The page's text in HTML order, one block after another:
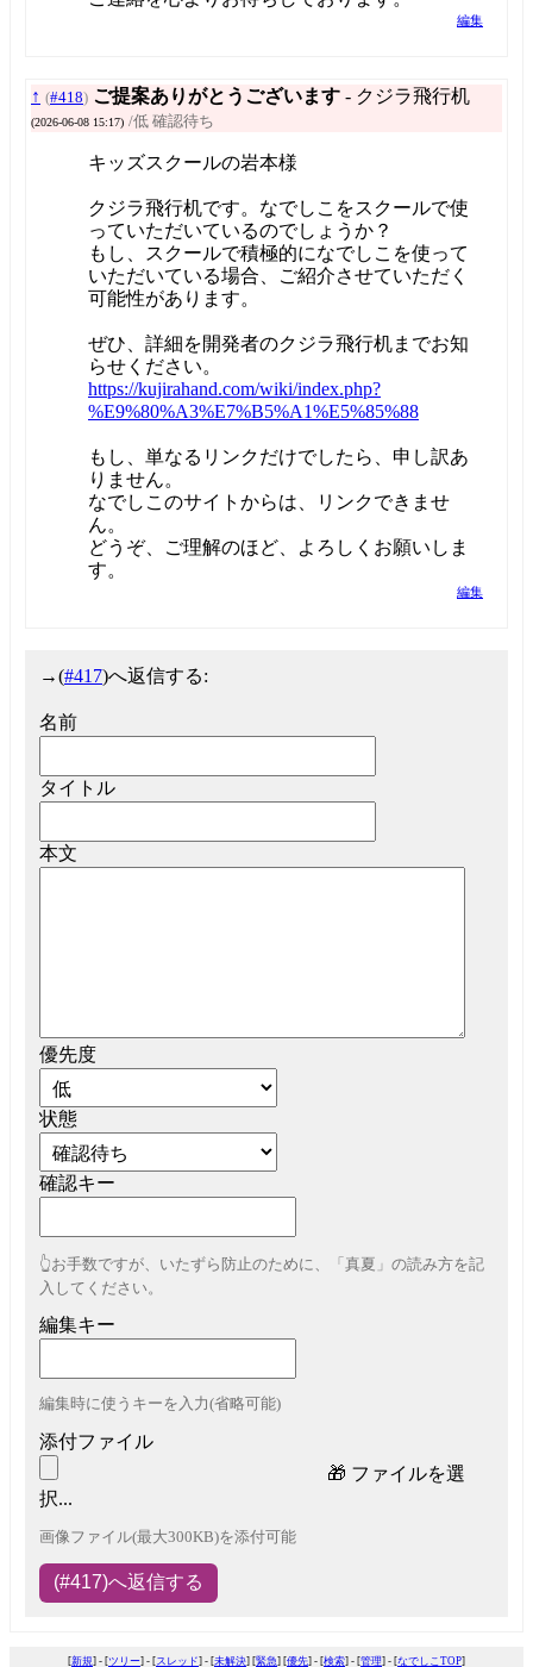
編集
↑ (#418) ご提案ありがとうございます - クジラ飛行机
(2026-06-08 15:17) /低 確認待ち
キッズスクールの岩本様
クジラ飛行机です。なでしこをスクールで使
っていただいているのでしょうか？
もし、スクールで積極的になでしこを使って
いただいている場合、ご紹介させていただく
可能性があります。
ぜひ、詳細を開発者のクジラ飛行机までお知
らせください。
https://kujirahand.com/wiki/index.php?
%E9%80%A3%E7%B5%A1%E5%85%88
もし、単なるリンクだけでしたら、申し訳あ
りません。
なでしこのサイトからは、リンクできませ
ん。
どうぞ、ご理解のほど、よろしくお願いしま
す。
編集
→(#417)へ返信する:
名前
タイトル
本文
優先度
状態
確認キー
👆お手数ですが、いたずら防止のために、「真夏」の読み方を記
入してください。
編集キー
編集時に使うキーを入力(省略可能)
添付ファイル
🎁 ファイルを選
択...
画像ファイル(最大300KB)を添付可能
[新規] - [ツリー] - [スレッド] - [未解決] [緊急] [優先] - [検索] - [管理] - [なでしこTOP]